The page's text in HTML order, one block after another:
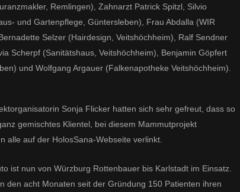
Remlingen), Zahnarzt Patrick Spitzl, Silvio
und Gartenpflege, Güntersleben), Frau Abdalla (WIR
Selzer (Hairdesign, Veitshöchheim), Ralf Sendner
Scherpf (Sanitätshaus, Veitshöchheim), Benjamin Göpfert
und Wolfgang Argauer (Falkenapotheke Veitshöchheim).
Sonja Flicker hatten sich sehr gefreut, dass so
gemischtes Klientel, bei diesem Mammutprojekt
alle auf der HolosSana-Webseite verlinkt.
ist nun von Würzburg Rottenbauer bis Karlstadt im Einsatz.
den acht Monaten seit der Gründung 150 Patienten ihren